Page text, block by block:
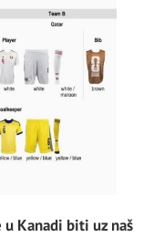
Kanadi biti uz naš